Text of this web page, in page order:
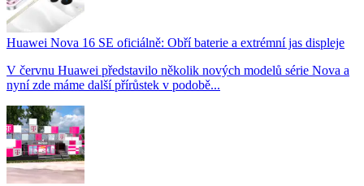
Huawei Nova 16 SE oficiálně: Obří baterie a extrémní jas displeje
V červnu Huawei představilo několik nových modelů série Nova a
nyní zde máme další přírůstek v podobě...